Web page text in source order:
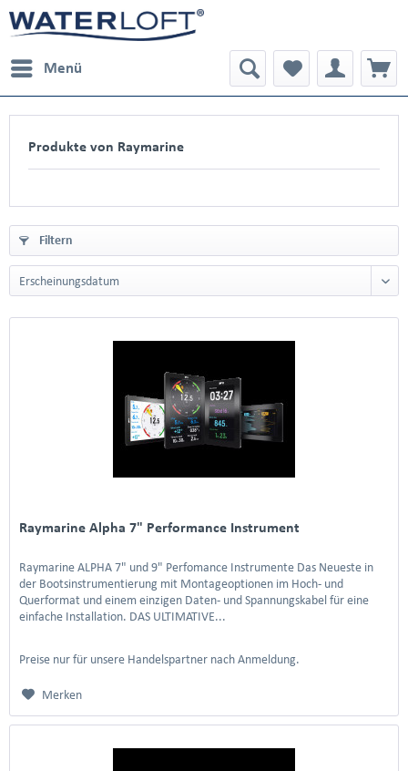
Menü
Produkte von Raymarine
Filtern
Raymarine Alpha 7" Performance Instrument
Raymarine ALPHA 7" und 9" Perfomance Instrumente Das Neueste in
der Bootsinstrumentierung mit Montageoptionen im Hoch- und
Querformat und einem einzigen Daten- und Spannungskabel für eine
einfache Installation. DAS ULTIMATIVE...
Preise nur für unsere Handelspartner nach Anmeldung.
Merken